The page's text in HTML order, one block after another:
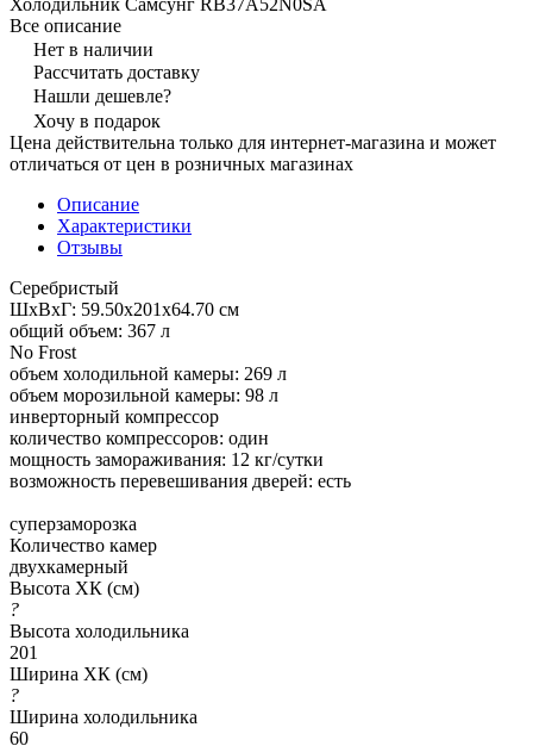
Все описание
Нет в наличии
Рассчитать доставку
Нашли дешевле?
Хочу в подарок
Цена действительна только для интернет-магазина и может
отличаться от цен в розничных магазинах
Описание
Характеристики
Отзывы
Серебристый
ШхВхГ: 59.50х201х64.70 см
общий объем: 367 л
No Frost
объем холодильной камеры: 269 л
объем морозильной камеры: 98 л
инверторный компрессор
количество компрессоров: один
мощность замораживания: 12 кг/сутки
возможность перевешивания дверей: есть
суперзаморозка
Количество камер
двухкамерный
Высота ХК (см)
?
Высота холодильника
201
Ширина ХК (см)
?
Ширина холодильника
60